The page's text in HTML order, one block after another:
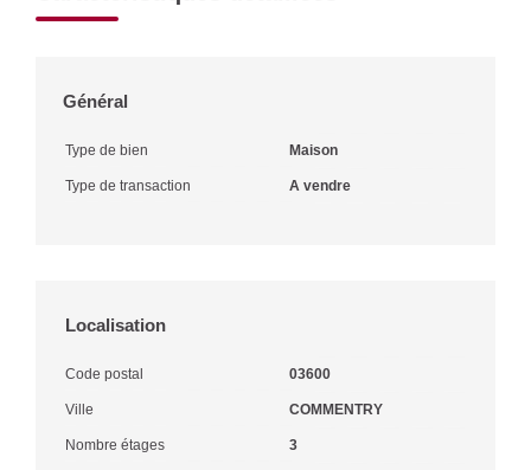
Général
Type de bien Maison
Type de transaction A vendre
Localisation
Code postal 03600
Ville COMMENTRY
Nombre étages 3